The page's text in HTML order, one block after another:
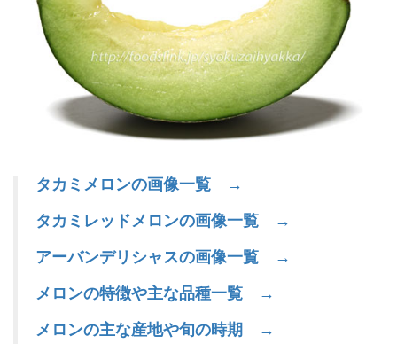
タカミメロンの画像一覧 →
タカミレッドメロンの画像一覧 →
アーバンデリシャスの画像一覧 →
メロンの特徴や主な品種一覧 →
メロンの主な産地や旬の時期 →